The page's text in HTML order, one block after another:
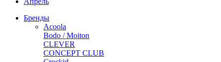
Бренды
Acoola
Bodo / Moiton
CLEVER
CONCEPT CLUB